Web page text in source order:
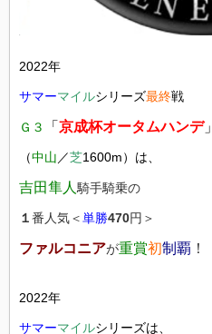
2022年
サマーマイルシリーズ最終戦
Ｇ３ 「 京成杯オータムハンデ」
（中山 ／芝1600m）は、
吉田隼人 騎手騎乗の
１番人気＜単勝470円＞
ファルコニアが重賞初制覇 ！
2022年
サマーマイルシリーズは、